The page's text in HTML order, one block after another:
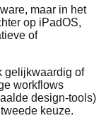
maar in het
op iPadOS,
of
gelijkwaardig of
workflows
design‑tools)
keuze.